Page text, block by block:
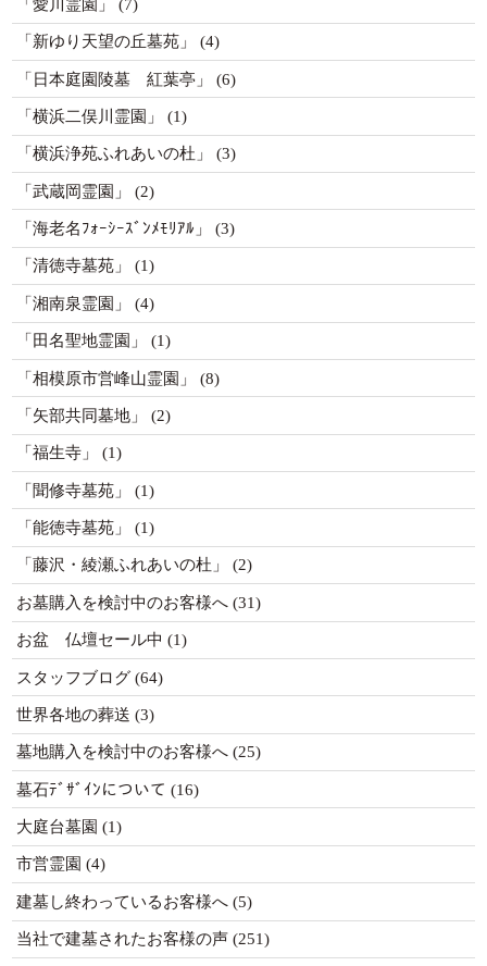
「愛川霊園」 (7)
「新ゆり天望の丘墓苑」 (4)
「日本庭園陵墓 紅葉亭」 (6)
「横浜二俣川霊園」 (1)
「横浜浄苑ふれあいの杜」 (3)
「武蔵岡霊園」 (2)
「海老名ﾌｫｰｼｰｽﾞﾝﾒﾓﾘｱﾙ」 (3)
「清徳寺墓苑」 (1)
「湘南泉霊園」 (4)
「田名聖地霊園」 (1)
「相模原市営峰山霊園」 (8)
「矢部共同墓地」 (2)
「福生寺」 (1)
「聞修寺墓苑」 (1)
「能徳寺墓苑」 (1)
「藤沢・綾瀬ふれあいの杜」 (2)
お墓購入を検討中のお客様へ(31)
お盆 仏壇セール中 (1)
スタッフブログ(64)
世界各地の葬送 (3)
墓地購入を検討中のお客様へ(25)
墓石ﾃﾞｻﾞｲﾝについて (16)
大庭台墓園 (1)
市営霊園 (4)
建墓し終わっているお客様へ(5)
当社で建墓されたお客様の声(251)